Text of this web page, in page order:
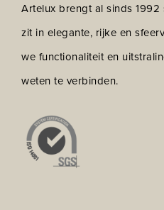
Artelux brengt al sinds
zit in elegante, rijke en
we functionaliteit en
weten te verbinden.